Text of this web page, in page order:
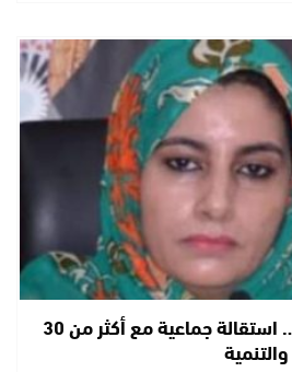
زلزال سياسي بالعيون… استقالة جماعية مع أكثر من 30